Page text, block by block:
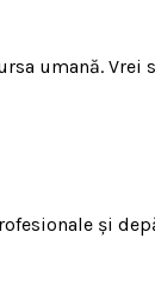
umană. Vrei
și